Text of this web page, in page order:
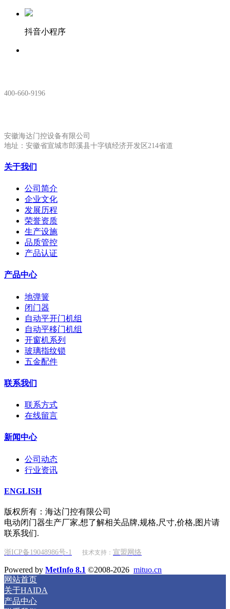
抖音小程序
400-660-9196
安徽海达门控设备有限公司
地址：安徽省宣城市郎溪县十字镇经济开发区214省道
关于我们
公司简介
企业文化
发展历程
荣誉资质
生产设施
品质管控
产品认证
产品中心
地弹簧
闭门器
自动平开门机组
自动平移门机组
开窗机系列
玻璃指纹锁
五金配件
联系我们
联系方式
在线留言
新闻中心
公司动态
行业资讯
ENGLISH
版权所有：海达门控有限公司
电动闭门器生产厂家,想了解相关品牌,规格,尺寸,价格,图片请
联系我们.
浙ICP备19048986号-1 技术支持： 宣盟网络
Powered by MetInfo 8.1 ©2008-2026 mituo.cn
网站首页
关于HAIDA
产品中心